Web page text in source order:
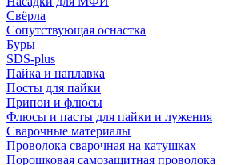
Свёрла
Сопутствующая оснастка
Буры
SDS-plus
Пайка и наплавка
Посты для пайки
Припои и флюсы
Флюсы и пасты для пайки и лужения
Сварочные материалы
Проволока сварочная на катушках
Порошковая самозащитная проволока